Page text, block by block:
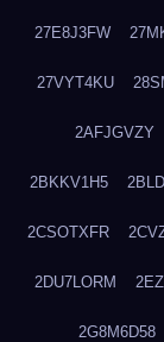
27E8J3FW
27VYT4KU
2AFJGVZY
2BKKV1H5
2CSOTXFR
2DU7LORM
2G8M6D58